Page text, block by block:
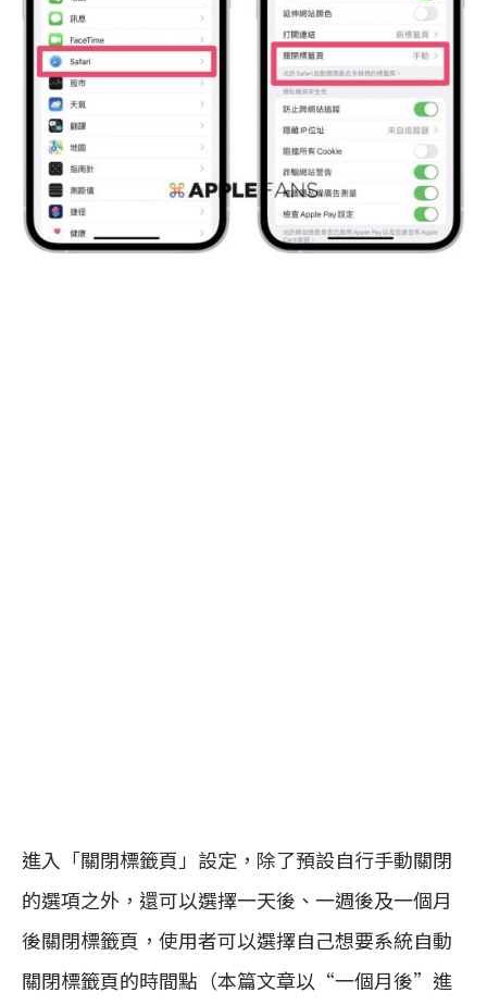
進入「關閉標籤頁」設定，除了預設自行手動關閉
的選項之外，還可以選擇一天後、一週後及一個月
後關閉標籤頁，使用者可以選擇自己想要系統自動
關閉標籤頁的時間點（本篇文章以“一個月後”進